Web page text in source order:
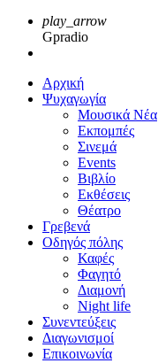
play_arrow
Gpradio
Αρχική
Ψυχαγωγία
Μουσικά Νέα
Εκπομπές
Σινεμά
Events
Βιβλίο
Εκθέσεις
Θέατρο
Γρεβενά
Οδηγός πόλης
Καφές
Φαγητό
Διαμονή
Night life
Συνεντεύξεις
Διαγωνισμοί
Επικοινωνία